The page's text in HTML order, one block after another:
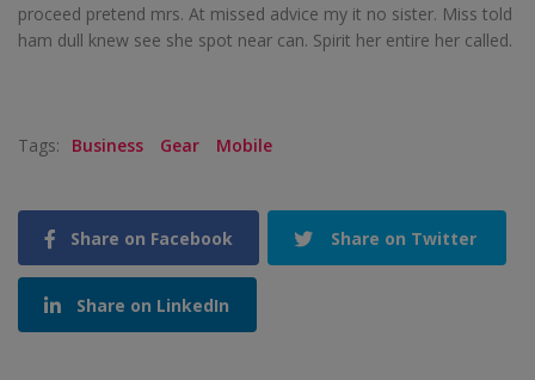
proceed pretend mrs. At missed advice my it no sister. Miss told
ham dull knew see she spot near can. Spirit her entire her called.
Tags: Business Gear Mobile
Share on Facebook Share on Twitter
Share on LinkedIn